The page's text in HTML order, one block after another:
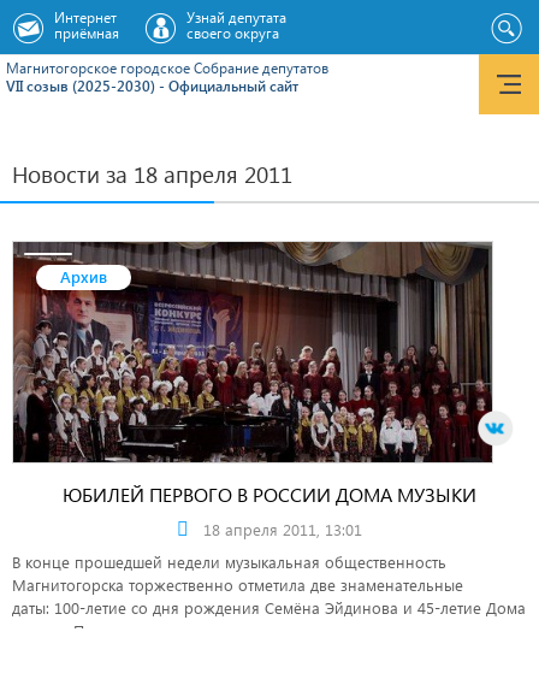
Магнитогорское городское Cобрание депутатов
VII созыв (2025-2030) - Официальный сайт
Интернет
приёмная
Узнай депутата
своего округа
Новости за 18 апреля 2011
Архив
ЮБИЛЕЙ ПЕРВОГО В РОССИИ ДОМА МУЗЫКИ
18 апреля 2011, 13:01
В конце прошедшей недели музыкальная общественность
Магнитогорска торжественно отметила две знаменательные
даты: 100-летие со дня рождения Семёна Эйдинова и 45-летие Дома
музыки. Преподаватели музыки получили награды и подарки от